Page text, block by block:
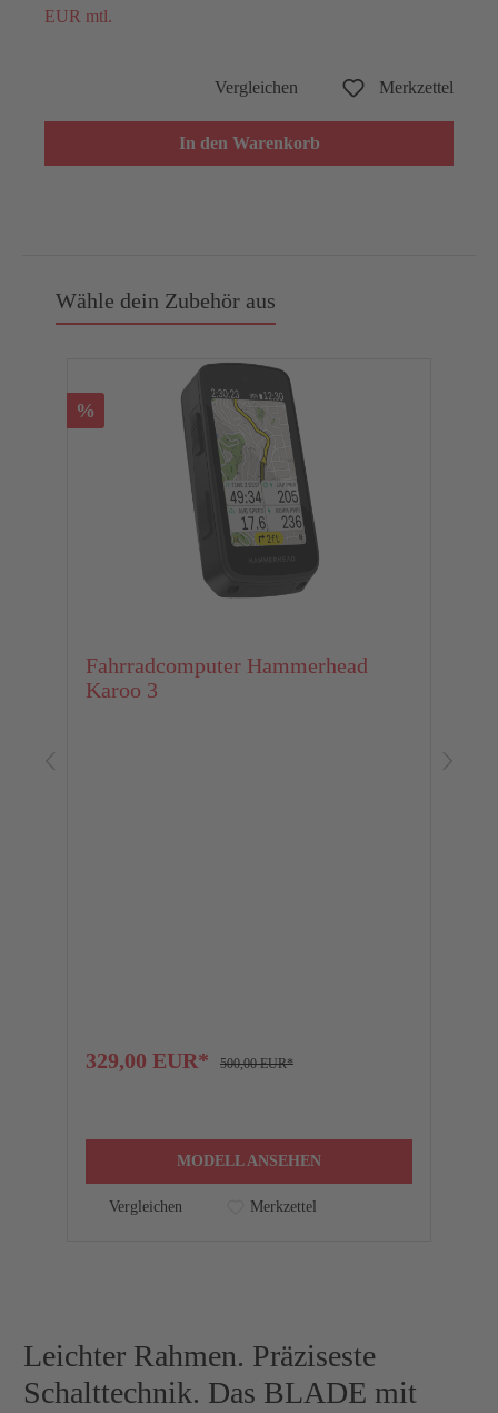
EUR mtl.
Vergleichen Merkzettel
In den Warenkorb
Wähle dein Zubehör aus
%
Fahrradcomputer Hammerhead
Karoo 3
329,00 EUR* 500,00 EUR*
MODELL ANSEHEN
Vergleichen Merkzettel
Leichter Rahmen. Präziseste
Schalttechnik. Das BLADE mit